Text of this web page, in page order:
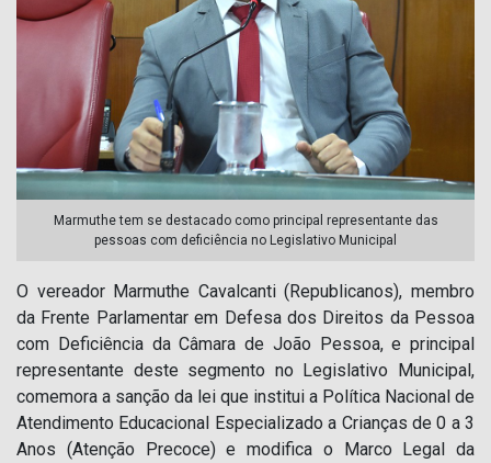
Marmuthe tem se destacado como principal representante das
pessoas com deficiência no Legislativo Municipal
O vereador Marmuthe Cavalcanti (Republicanos), membro
da Frente Parlamentar em Defesa dos Direitos da Pessoa
com Deficiência da Câmara de João Pessoa, e principal
representante deste segmento no Legislativo Municipal,
comemora a sanção da lei que institui a Política Nacional de
Atendimento Educacional Especializado a Crianças de 0 a 3
Anos (Atenção Precoce) e modifica o Marco Legal da